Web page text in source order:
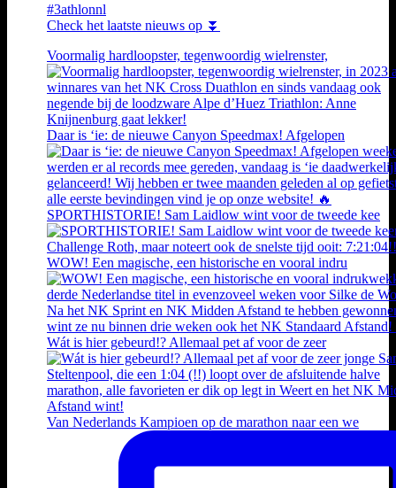
#3athlonnl
Check het laatste nieuws op ⏬
Voormalig hardloopster, tegenwoordig wielrenster,
Daar is ‘ie: de nieuwe Canyon Speedmax! Afgelopen
SPORTHISTORIE! Sam Laidlow wint voor de tweede kee
WOW! Een magische, een historische en vooral indru
Wát is hier gebeurd!? Allemaal pet af voor de zeer
Van Nederlands Kampioen op de marathon naar een we